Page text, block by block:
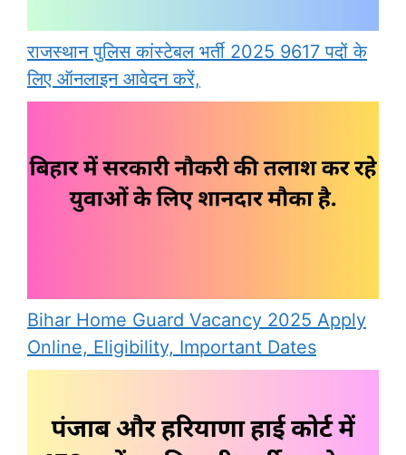
राजस्थान पुलिस कांस्टेबल भर्ती 2025 9617 पदों के
लिए ऑनलाइन आवेदन करें,
Bihar Home Guard Vacancy 2025 Apply
Online, Eligibility, Important Dates